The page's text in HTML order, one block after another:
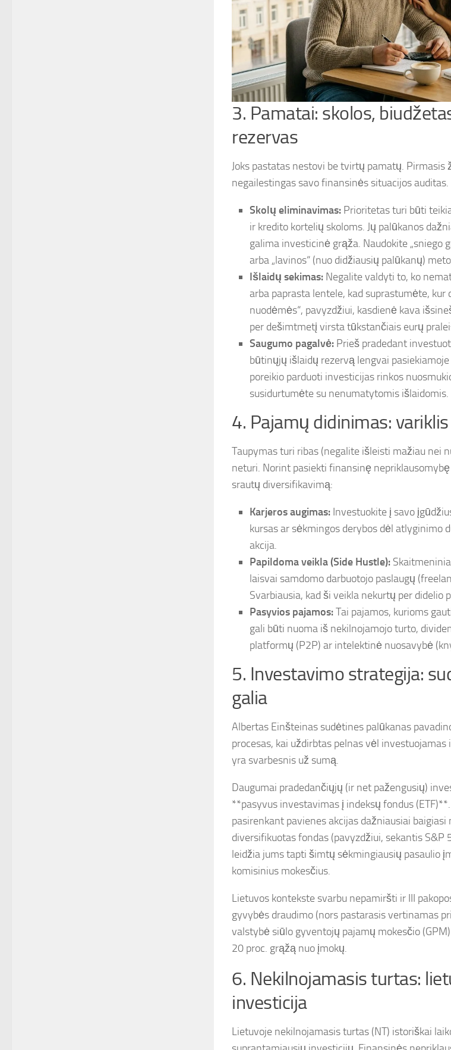
3. Pamatai: skolos,
rezervas
Joks pastatas nestovi be tvirtų pamatų. Pirmasis
negailestingas savo finansinės situacijos auditas.
Skolų eliminavimas: Prioritetas turi būti
ir kredito kortelių skoloms. Jų palūkanos
galima investicinė grąža. Naudokite „sniego
arba „lavinos“ (nuo didžiausių palūkanų)
Išlaidų sekimas: Negalite valdyti to, ko
arba paprasta lentele, kad suprastumėte, kur
nuodėmės“, pavyzdžiui, kasdienė kava
per dešimtmetį virsta tūkstančiais eurų
Saugumo pagalvė: Prieš pradedant
būtinųjų išlaidų rezervą lengvai
poreikio parduoti investicijas rinkos
susidurtumėte su nenumatytomis išlaidomis.
4. Pajamų didinimas:
Taupymas turi ribas (negalite išleisti mažiau nei
neturi. Norint pasiekti finansinę
srautų diversifikavimą:
Karjeros augimas: Investuokite į savo
kursas ar sėkmingos derybos dėl atlyginimo
akcija.
Papildoma veikla (Side Hustle):
laisvai samdomo darbuotojo paslaugų
Svarbiausia, kad ši veikla nekurtų per didelio
Pasyvios pajamos:Tai pajamos, kurioms
gali būti nuoma iš nekilnojamojo turto,
platformų (P2P) ar intelektinė nuosavybė
5. Investavimo strategija:
galia
Albertas Einšteinas sudėtines palūkanas
procesas, kai uždirbtas pelnas vėl
yra svarbesnis už sumą.
Daugumai pradedančiųjų (ir net pažengusių)
**pasyvus investavimas į indeksų fondus
pasirenkant pavienes akcijas dažniausiai
diversifikuotas fondas (pavyzdžiui, sekantis S&P
leidžia jums tapti šimtų sėkmingiausių pasaulio
komisinius mokesčius.
Lietuvos kontekste svarbu nepamiršti ir III
gyvybės draudimo (nors pastarasis vertinamas
valstybė siūlo gyventojų pajamų mokesčio
20 proc. grąžą nuo įmokų.
6. Nekilnojamasis turtas:
investicija
Lietuvoje nekilnojamasis turtas (NT) istoriškai